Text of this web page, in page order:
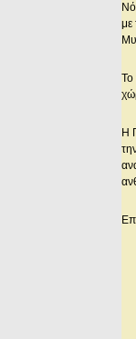
με
Το
Η